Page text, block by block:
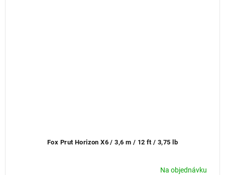
Fox Prut Horizon X6 / 3,6 m / 12 ft / 3,75 lb
Na objednávku